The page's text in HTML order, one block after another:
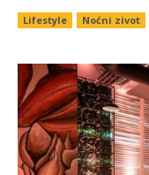
Lifestyle Noćni zivot